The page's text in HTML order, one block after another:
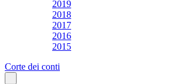
2019
2018
2017
2016
2015
Corte dei conti